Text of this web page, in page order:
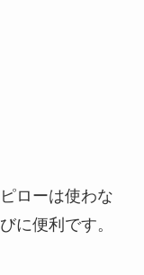
ローは使わな
に便利です。